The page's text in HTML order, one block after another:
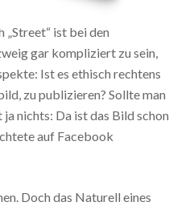
ist bei den
gar kompliziert zu sein,
Ist es ethisch rechtens
zu publizieren? Sollte man
nichts: Da ist das Bild schon
auf Facebook
Doch das Naturell eines